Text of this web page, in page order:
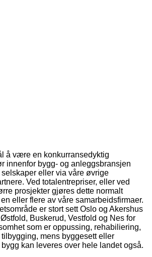
å være en konkurransedyktig
innenfor bygg- og anleggsbransjen
eller via våre øvrige
Ved totalentrepriser, eller ved
prosjekter gjøres dette normalt
eller flere av våre samarbeidsfirmaer.
er stort sett Oslo og Akershus
Buskerud, Vestfold og Nes for
som er oppussing, rehabiliering,
mens byggesett eller
kan leveres over hele landet også.